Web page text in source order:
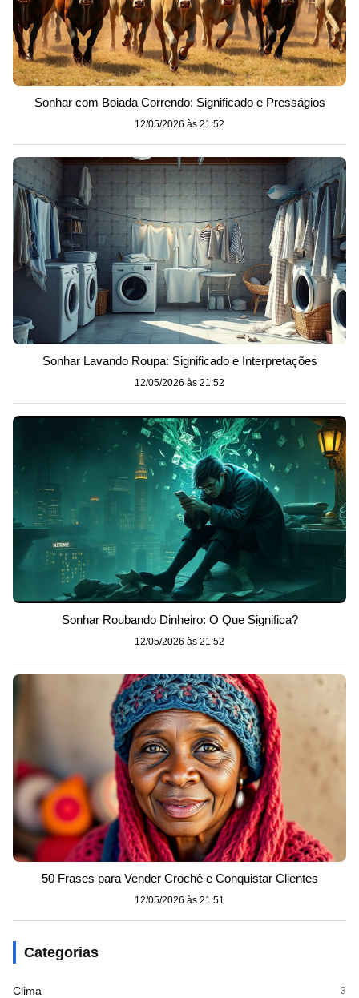
Sonhar com Boiada Correndo: Significado e Presságios
12/05/2026 às 21:52
Sonhar Lavando Roupa: Significado e Interpretações
12/05/2026 às 21:52
Sonhar Roubando Dinheiro: O Que Significa?
12/05/2026 às 21:52
50 Frases para Vender Crochê e Conquistar Clientes
12/05/2026 às 21:51
Categorias
Clima 3